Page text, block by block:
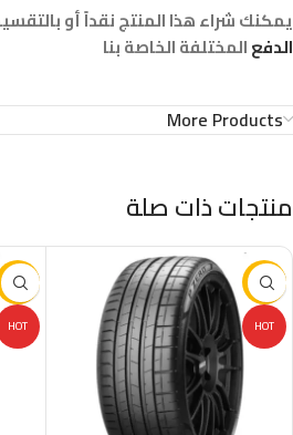
يمكنك شراء هذا المنتج نقداً أو
الدفعالمختلفة الخاصة بنا
More Products
منتجات ذات صلة
-16%
HOT
-16%
HOT